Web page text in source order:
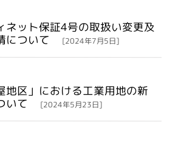
ネット保証4号の取扱い変更及
について [2024年7月5日]
地区」における工業用地の新
いて [2024年5月23日]